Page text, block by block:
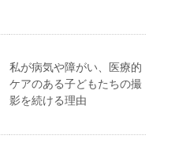
私が病気や障がい、医療的
ケアのある子どもたちの撮
影を続ける理由